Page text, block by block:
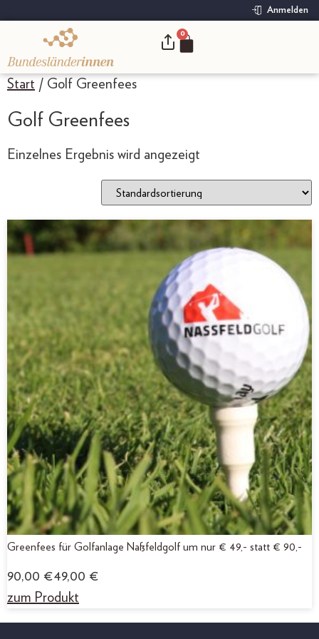
Anmelden
0
Start / Golf Greenfees
Golf Greenfees
Einzelnes Ergebnis wird angezeigt
Greenfees für Golfanlage Naßfeldgolf um nur € 49,- statt € 90,-
90,00 €49,00 €
zum Produkt